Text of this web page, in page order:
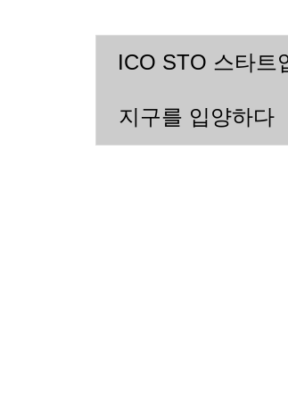
ICO STO 스타트
지구를 입양하다